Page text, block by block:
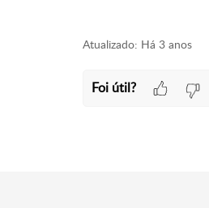
Atualizado: Há 3 anos
Foi útil?